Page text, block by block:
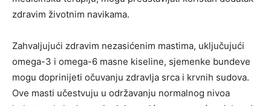
zdravim životnim navikama.
Zahvaljujući zdravim nezasićenim mastima, uključujući
omega-3 i omega-6 masne kiseline, sjemenke bundeve
mogu doprinijeti očuvanju zdravlja srca i krvnih sudova.
Ove masti učestvuju u održavanju normalnog nivoa